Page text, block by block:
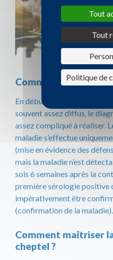
Comment établir un
En début d’évolution de la
souvent assez diffus, le
assez compliqué à réaliser.
maladie s’effectue
(mise en évidence des
mais la maladie n’est
sois 6 semaines après la
première sérologie positive
impérativement être
(confirmation de la maladie).
Comment maîtriser
cheptel ?
Tout
Tout
Politique de